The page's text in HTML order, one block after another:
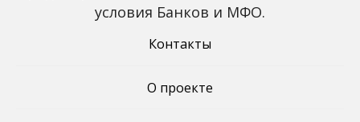
россиян с октября
ставки
условия Банков и МФО.
Контакты
О проекте